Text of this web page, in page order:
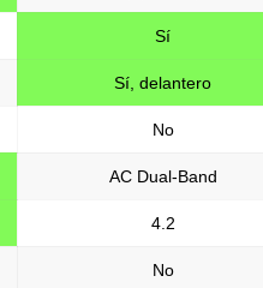
Sí
Sí, delantero
No
AC Dual-Band
4.2
No